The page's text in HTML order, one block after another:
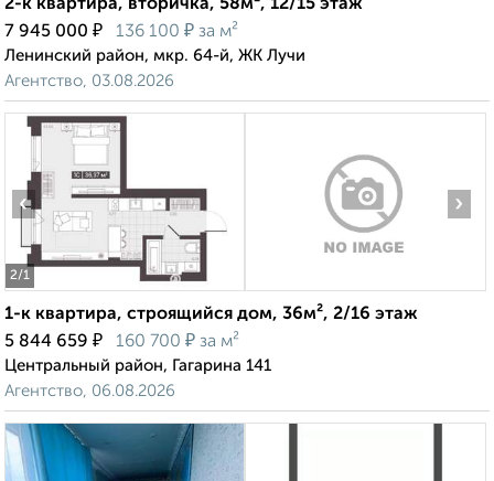
2-к квартира, вторичка, 58м², 12/15 этаж
7 945 000 ₽ 136 100 ₽ за м²
Ленинский район, мкр. 64-й, ЖК Лучи
Агентство, 03.08.2026
2/1
‹ ›
1-к квартира, строящийся дом, 36м², 2/16 этаж
5 844 659 ₽ 160 700 ₽ за м²
Центральный район, Гагарина 141
Агентство, 06.08.2026